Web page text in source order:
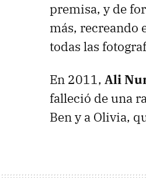
premisa, y de
más, recreando
todas las
En 2011, Ali
falleció de una
Ben y a Olivia,